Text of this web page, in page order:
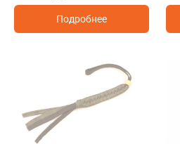
Подробнее